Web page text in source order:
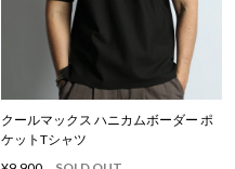
クールマックス ハニカムボーダー ポ
ケットTシャツ